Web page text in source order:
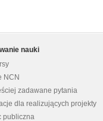
nauki
NCN
zadawane pytania
dla realizujących projekty
publiczna